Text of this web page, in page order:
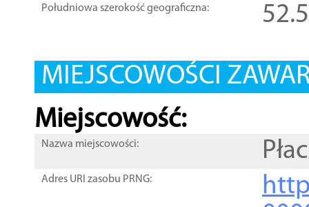
Południowa szerokość geograficzna:
MIEJSCOWOŚCI
Miejscowość:
Nazwa miejscowości:
Adres URI zasobu PRNG: